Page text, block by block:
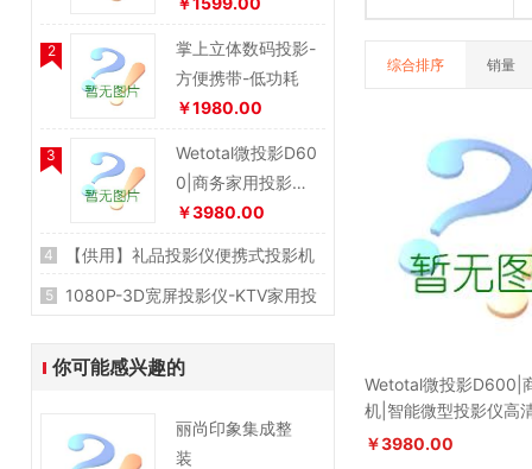
综合排序 销量
Wetotal微投影D600|
机|智能微型投影仪高
￥3980.00
院
2
掌上立体数码投影-
方便携带-低功耗
￥1980.00
3
Wetotal微投影D60
0|商务家用投影机|
智能微型投影仪高
￥3980.00
4
【供用】礼品投影仪便携式投影机
无线同屏手机投影厂家直销海微H3
5
1080P-3D宽屏投影仪-KTV家用投
￥850.00
你可能感兴趣的
丽尚印象集成整
装